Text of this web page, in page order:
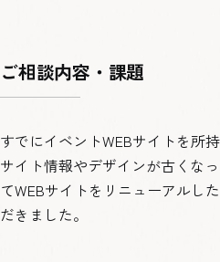
ご相談内容・課題
すでにイベントWEBサイトを所
サイト情報やデザインが古くな
てWEBサイトをリニューアルし
だきました。